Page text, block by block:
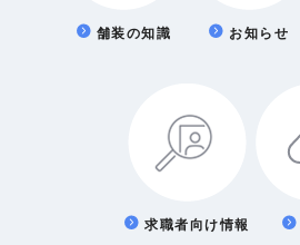
舗装の知識 お知らせ
求職者向け情報